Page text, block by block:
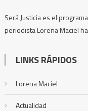
Será Justicia es el
periodista Lorena Maciel
LINKS RÁPIDOS
Lorena Maciel
Actualidad